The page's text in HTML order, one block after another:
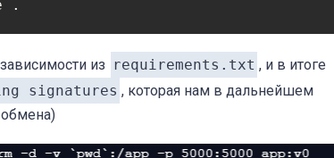
.
из requirements.txt , и в итоге
signatures , которая нам в дальнейшем